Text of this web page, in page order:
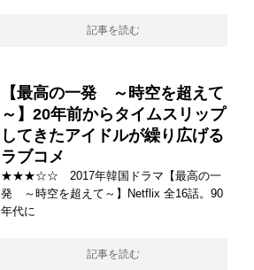
記事を読む
【最高の一発 ～時空を超えて
～】20年前からタイムスリップ
してきたアイドルが繰り広げる
ラブコメ
★★★☆☆ 2017年韓国ドラマ【最高の一
発 ～時空を超えて～】Netflix 全16話。90
年代に
記事を読む